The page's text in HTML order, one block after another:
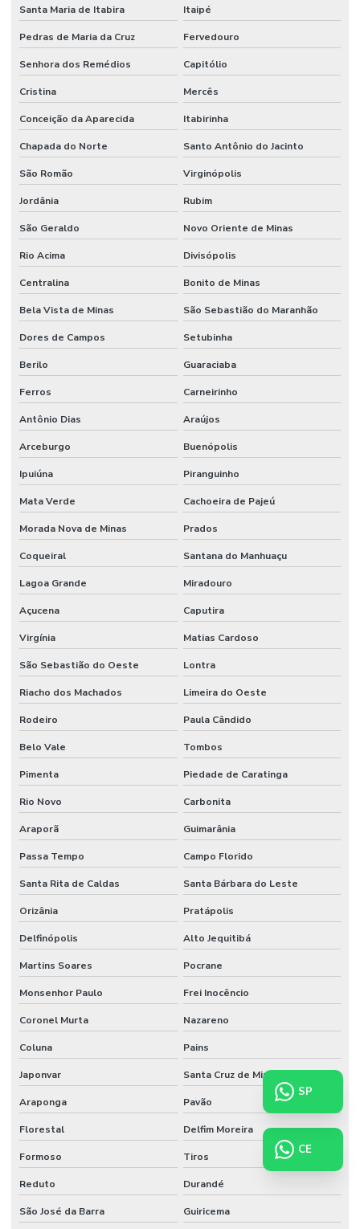
Santa Maria de Itabira Itaipé
Pedras de Maria da Cruz Fervedouro
Senhora dos Remédios Capitólio
Cristina Mercês
Conceição da Aparecida Itabirinha
Chapada do Norte Santo Antônio do Jacinto
São Romão Virginópolis
Jordânia Rubim
São Geraldo Novo Oriente de Minas
Rio Acima Divisópolis
Centralina Bonito de Minas
Bela Vista de Minas São Sebastião do Maranhão
Dores de Campos Setubinha
Berilo Guaraciaba
Ferros Carneirinho
Antônio Dias Araújos
Arceburgo Buenópolis
Ipuiúna Piranguinho
Mata Verde Cachoeira de Pajeú
Morada Nova de Minas Prados
Coqueiral Santana do Manhuaçu
Lagoa Grande Miradouro
Açucena Caputira
Virgínia Matias Cardoso
São Sebastião do Oeste Lontra
Riacho dos Machados Limeira do Oeste
Rodeiro Paula Cândido
Belo Vale Tombos
Pimenta Piedade de Caratinga
Rio Novo Carbonita
Araporã Guimarânia
Passa Tempo Campo Florido
Santa Rita de Caldas Santa Bárbara do Leste
Orizânia Pratápolis
Delfinópolis Alto Jequitibá
Martins Soares Pocrane
Monsenhor Paulo Frei Inocêncio
Coronel Murta Nazareno
Coluna Pains
Japonvar Santa Cruz de Minas
Araponga Pavão
Florestal Delfim Moreira
Formoso Tiros
Reduto Durandé
São José da Barra Guiricema
CE
SP